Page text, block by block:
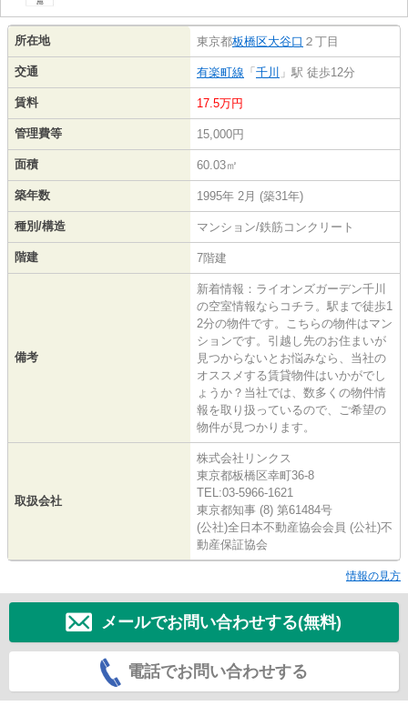
所在地 東京都板橋区大谷口 ２丁目
交通 有楽町線 「 千川 」駅 徒歩12分
賃料 17.5万円
管理費等 15,000円
面積 60.03㎡
築年数 1995年 2月 (築31年)
種別/構造 マンション/鉄筋コンクリート
階建 7階建
備考
新着情報：ライオンズガーデン千川
の空室情報ならコチラ。駅まで徒歩1
2分の物件です。こちらの物件はマン
ションです。引越し先のお住まいが
見つからないとお悩みなら、当社の
オススメする賃貸物件はいかがでし
ょうか？当社では、数多くの物件情
報を取り扱っているので、ご希望の
物件が見つかります。
取扱会社
株式会社リンクス
東京都板橋区幸町36-8
TEL:03-5966-1621
東京都知事 (8) 第61484号
(公社)全日本不動産協会会員 (公社)不
動産保証協会
情報の見方
メールでお問い合わせする(無料)
電話でお問い合わせする